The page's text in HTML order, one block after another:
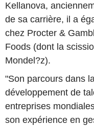
Kellanova,
de sa carrière, il a
chez Procter &
Foods (dont la
Mondel?z).
"Son parcours dans
développement de
entreprises
son expérience en